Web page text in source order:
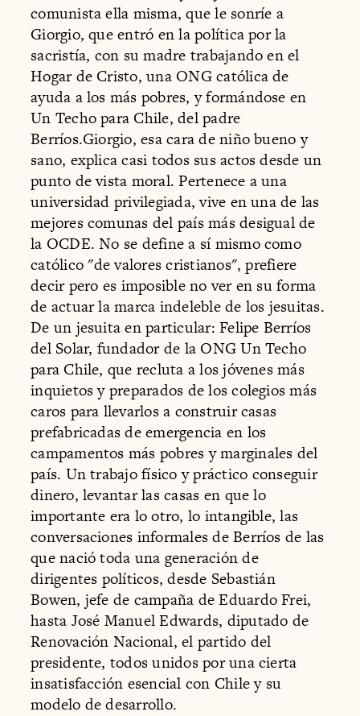
comunista ella misma, que le sonríe a
Giorgio, que entró en la política por la
sacristía, con su madre trabajando en el
Hogar de Cristo, una ONG católica de
ayuda a los más pobres, y formándose en
Un Techo para Chile, del padre
Berríos.Giorgio, esa cara de niño bueno y
sano, explica casi todos sus actos desde un
punto de vista moral. Pertenece a una
universidad privilegiada, vive en una de las
mejores comunas del país más desigual de
la OCDE. No se define a sí mismo como
católico "de valores cristianos", prefiere
decir pero es imposible no ver en su forma
de actuar la marca indeleble de los jesuitas.
De un jesuita en particular: Felipe Berríos
del Solar, fundador de la ONG Un Techo
para Chile, que recluta a los jóvenes más
inquietos y preparados de los colegios más
caros para llevarlos a construir casas
prefabricadas de emergencia en los
campamentos más pobres y marginales del
país. Un trabajo físico y práctico conseguir
dinero, levantar las casas en que lo
importante era lo otro, lo intangible, las
conversaciones informales de Berríos de las
que nació toda una generación de
dirigentes políticos, desde Sebastián
Bowen, jefe de campaña de Eduardo Frei,
hasta José Manuel Edwards, diputado de
Renovación Nacional, el partido del
presidente, todos unidos por una cierta
insatisfacción esencial con Chile y su
modelo de desarrollo.